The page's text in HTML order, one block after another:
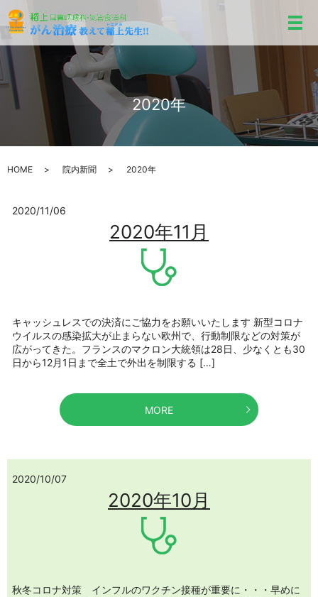
メ
2020年
HOME 院内新聞 2020年
2020/11/06
2020年11月
キャッシュレスでの決済にご協力をお願いいたします 新型コロナ
ウイルスの感染拡大が止まらない欧州で、行動制限などの対策が
広がってきた。フランスのマクロン大統領は28日、少なくとも30
日から12月1日まで全土で外出を制限する […]
MORE
2020/10/07
2020年10月
秋冬コロナ対策 インフルのワクチン接種が重要に・・・早めに